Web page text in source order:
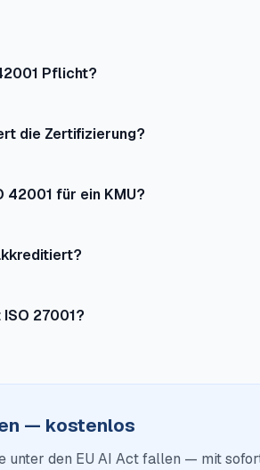
Pflicht?
die Zertifizierung?
42001 für ein KMU?
27001?
— kostenlos
unter den EU AI Act fallen — mit